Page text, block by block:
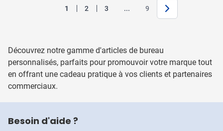
Vous lisez actuellement la page
1 Page
2 Page
3 Jump forward
... Page
9 Suivant
Découvrez notre gamme d'articles de bureau
personnalisés, parfaits pour promouvoir votre marque tout
en offrant une cadeau pratique à vos clients et partenaires
commerciaux.
Besoin d'aide ?